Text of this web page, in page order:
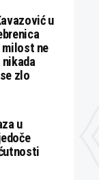
u
milost ne
zlo
u